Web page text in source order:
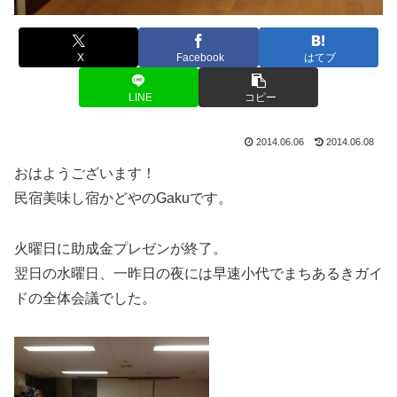
X Facebook はてブ
LINE コピー
2014.06.06 2014.06.08
おはようございます！
民宿美味し宿かどやのGakuです。
火曜日に助成金プレゼンが終了。
翌日の水曜日、一昨日の夜には早速小代でまちあるきガイ
ドの全体会議でした。